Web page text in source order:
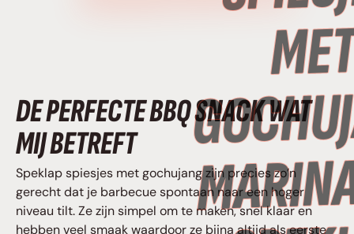
DE PERFECTE BBQ SNACK WAT
MIJ BETREFT
Speklap spiesjes met gochujang zijn precies zo’n
gerecht dat je barbecue spontaan naar een hoger
niveau tilt. Ze zijn simpel om te maken, snel klaar en
hebben veel smaak waardoor ze bijna altijd als eerste